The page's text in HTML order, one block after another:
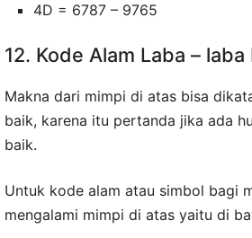
4D = 6787 – 9765
12. Kode Alam Laba – laba
Makna dari mimpi di atas bisa
baik, karena itu pertanda jika ada
baik.
Untuk kode alam atau simbol bagi
mengalami mimpi di atas yaitu di